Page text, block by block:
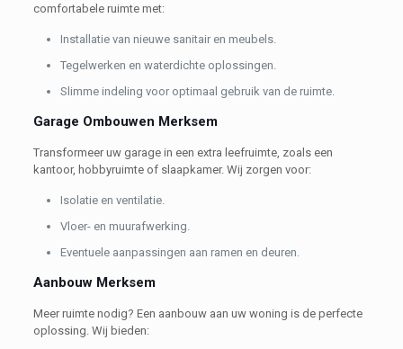
comfortabele ruimte met:
Installatie van nieuwe sanitair en meubels.
Tegelwerken en waterdichte oplossingen.
Slimme indeling voor optimaal gebruik van de ruimte.
Garage Ombouwen Merksem
Transformeer uw garage in een extra leefruimte, zoals een
kantoor, hobbyruimte of slaapkamer. Wij zorgen voor:
Isolatie en ventilatie.
Vloer- en muurafwerking.
Eventuele aanpassingen aan ramen en deuren.
Aanbouw Merksem
Meer ruimte nodig? Een aanbouw aan uw woning is de perfecte
oplossing. Wij bieden: